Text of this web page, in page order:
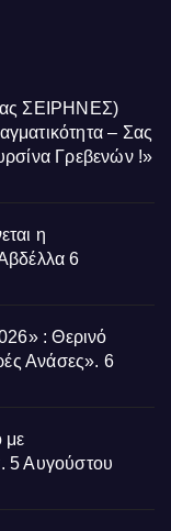
ΣΕΙΡΗΝΕΣ)
– Σας
Γρεβενών !»
η
6
: Θερινό
Ανάσες». 6
με
5 Αυγούστου